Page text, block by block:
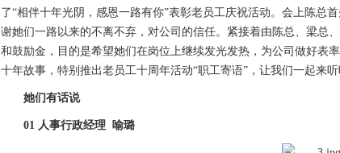
了“相伴十年光阴，感恩一路有你”表彰老员工庆祝活动。会上陈总
谢她们一路以来的不离不弃，对公司的信任。紧接着由陈总、梁总
和鼓励金，目的是希望她们在岗位上继续发光发热，为公司做好表
十年故事，特别推出老员工十周年活动“职工寄语”，让我们一起来听
她们有话说
01 人事行政经理 喻璐